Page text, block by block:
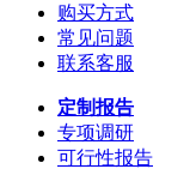
购买方式
常见问题
联系客服
定制报告
专项调研
可行性报告